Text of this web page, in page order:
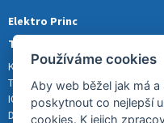
Elektro Princ
Tomáš Princ
Krkonošská 290, 46841 TANVALD
Tel.: 773 880 988
IČ: 01153731
DIČ: CZ8007202522
Používáme cookies
Aby web běžel jak má
poskytnout co nejlepší
cookies. K jejich